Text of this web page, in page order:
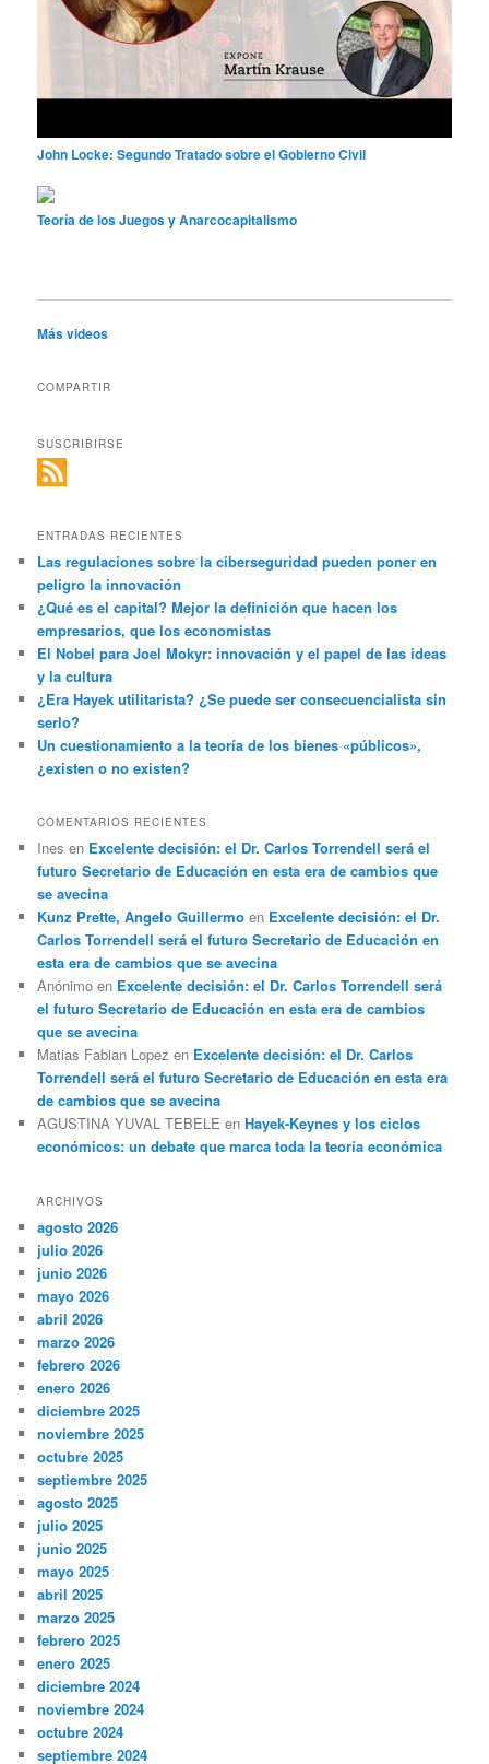
John Locke: Segundo Tratado sobre el Gobierno Civil
Teoría de los Juegos y Anarcocapitalismo
Más videos
COMPARTIR
SUSCRIBIRSE
ENTRADAS RECIENTES
Las regulaciones sobre la ciberseguridad pueden poner en
peligro la innovación
¿Qué es el capital? Mejor la definición que hacen los
empresarios, que los economistas
El Nobel para Joel Mokyr: innovación y el papel de las ideas
y la cultura
¿Era Hayek utilitarista? ¿Se puede ser consecuencialista sin
serlo?
Un cuestionamiento a la teoría de los bienes «públicos»,
¿existen o no existen?
COMENTARIOS RECIENTES
Ines en Excelente decisión: el Dr. Carlos Torrendell será el
futuro Secretario de Educación en esta era de cambios que
se avecina
Kunz Prette, Angelo Guillermo en Excelente decisión: el Dr.
Carlos Torrendell será el futuro Secretario de Educación en
esta era de cambios que se avecina
Anónimo en Excelente decisión: el Dr. Carlos Torrendell será
el futuro Secretario de Educación en esta era de cambios
que se avecina
Matias Fabian Lopez en Excelente decisión: el Dr. Carlos
Torrendell será el futuro Secretario de Educación en esta era
de cambios que se avecina
AGUSTINA YUVAL TEBELE enHayek-Keynes y los ciclos
económicos: un debate que marca toda la teoría económica
ARCHIVOS
agosto 2026
julio 2026
junio 2026
mayo 2026
abril 2026
marzo 2026
febrero 2026
enero 2026
diciembre 2025
noviembre 2025
octubre 2025
septiembre 2025
agosto 2025
julio 2025
junio 2025
mayo 2025
abril 2025
marzo 2025
febrero 2025
enero 2025
diciembre 2024
noviembre 2024
octubre 2024
septiembre 2024